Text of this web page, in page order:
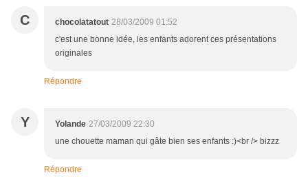
C chocolatatout 28/03/2009 01:52
c'est une bonne idée, les enfants adorent ces présentations
originales
Répondre
Y Yolande 27/03/2009 22:30
une chouette maman qui gâte bien ses enfants :)<br /> bizzz
Répondre